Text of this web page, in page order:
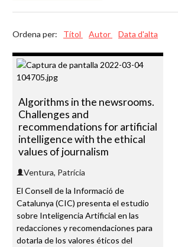
Ordena per: Títol Autor Data d'alta
Algorithms in the newsrooms.
Challenges and
recommendations for artificial
intelligence with the ethical
values of journalism
Ventura, Patrícia
El Consell de la Informació de
Catalunya (CIC) presenta el estudio
sobre Inteligencia Artificial en las
redacciones y recomendaciones para
dotarla de los valores éticos del